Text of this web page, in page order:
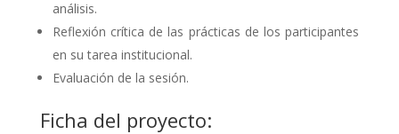
análisis.
Reflexión crítica de las prácticas de los participantes
en su tarea institucional.
Evaluación de la sesión.
Ficha del proyecto: